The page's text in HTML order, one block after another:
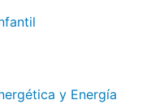
y Energía